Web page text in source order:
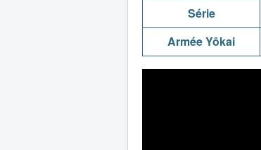
Série
Armée Yôkai